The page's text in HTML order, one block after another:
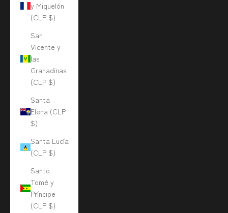
y Miquelón
(CLP $)
San
Vicente y
las
Granadinas
(CLP $)
Santa
Elena (CLP
$)
Santa Lucía
(CLP $)
Santo
Tomé y
Príncipe
(CLP $)